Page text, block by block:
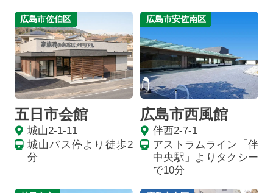
広島市佐伯区
五日市会館
城山2-1-11
城山バス停より徒歩2
分
広島市安佐南区
広島市西風館
伴西2-7-1
アストラムライン「伴
中央駅」よりタクシー
で10分